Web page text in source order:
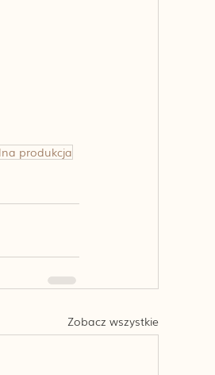
produkcja
Zobacz wszystkie